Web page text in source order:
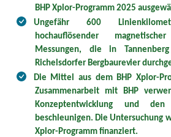
BHP Xplor-Programm 2025
Ungefähr 600
hochauflösender
Messungen, die in
Richelsdorfer Bergbaurevier
Die Mittel aus dem BHP Xplor-
Zusammenarbeit mit BHP
Konzeptentwicklung und den
beschleunigen. Die Untersuchung
Xplor-Programm finanziert.